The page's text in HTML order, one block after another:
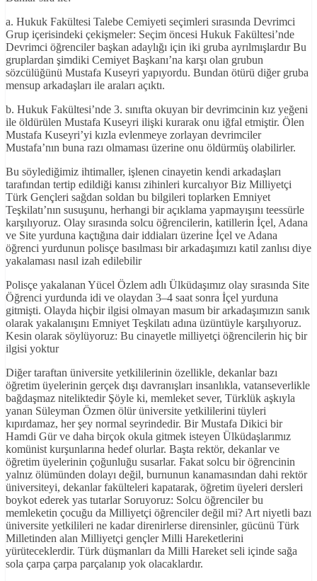
a. Hukuk Fakültesi Talebe Cemiyeti seçimleri sırasında Devrimci
Grup içerisindeki çekişmeler: Seçim öncesi Hukuk Fakültesi’nde
Devrimci öğrenciler başkan adaylığı için iki gruba ayrılmışlardır Bu
gruplardan şimdiki Cemiyet Başkanı’na karşı olan grubun
sözcülüğünü Mustafa Kuseyri yapıyordu. Bundan ötürü diğer gruba
mensup arkadaşları ile araları açıktı.
b. Hukuk Fakültesi’nde 3. sınıfta okuyan bir devrimcinin kız yeğeni
ile öldürülen Mustafa Kuseyri ilişki kurarak onu iğfal etmiştir. Ölen
Mustafa Kuseyri’yi kızla evlenmeye zorlayan devrimciler
Mustafa’nın buna razı olmaması üzerine onu öldürmüş olabilirler.
Bu söylediğimiz ihtimaller, işlenen cinayetin kendi arkadaşları
tarafından tertip edildiği kanısı zihinleri kurcalıyor Biz Milliyetçi
Türk Gençleri sağdan soldan bu bilgileri toplarken Emniyet
Teşkilatı’nın susuşunu, herhangi bir açıklama yapmayışını teessürle
karşılıyoruz. Olay sırasında solcu öğrencilerin, katillerin İçel, Adana
ve Site yurduna kaçtığına dair iddiaları üzerine İçel ve Adana
öğrenci yurdunun polisçe basılması bir arkadaşımızı katil zanlısı diye
yakalaması nasıl izah edilebilir
Polisçe yakalanan Yücel Özlem adlı Ülküdaşımız olay sırasında Site
Öğrenci yurdunda idi ve olaydan 3–4 saat sonra İçel yurduna
gitmişti. Olayda hiçbir ilgisi olmayan masum bir arkadaşımızın sanık
olarak yakalanışını Emniyet Teşkilatı adına üzüntüyle karşılıyoruz.
Kesin olarak söylüyoruz: Bu cinayetle milliyetçi öğrencilerin hiç bir
ilgisi yoktur
Diğer taraftan üniversite yetkililerinin özellikle, dekanlar bazı
öğretim üyelerinin gerçek dışı davranışları insanlıkla, vatanseverlikle
bağdaşmaz niteliktedir Şöyle ki, memleket sever, Türklük aşkıyla
yanan Süleyman Özmen ölür üniversite yetkililerini tüyleri
kıpırdamaz, her şey normal seyrindedir. Bir Mustafa Dikici bir
Hamdi Gür ve daha birçok okula gitmek isteyen Ülküdaşlarımız
komünist kurşunlarına hedef olurlar. Başta rektör, dekanlar ve
öğretim üyelerinin çoğunluğu susarlar. Fakat solcu bir öğrencinin
yalnız ölümünden dolayı değil, burnunun kanamasından dahi rektör
üniversiteyi, dekanlar fakülteleri kapatarak, öğretim üyeleri dersleri
boykot ederek yas tutarlar Soruyoruz: Solcu öğrenciler bu
memleketin çocuğu da Milliyetçi öğrenciler değil mi? Art niyetli bazı
üniversite yetkilileri ne kadar direnirlerse dirensinler, gücünü Türk
Milletinden alan Milliyetçi gençler Milli Hareketlerini
yürüteceklerdir. Türk düşmanları da Milli Hareket seli içinde sağa
sola çarpa çarpa parçalanıp yok olacaklardır.